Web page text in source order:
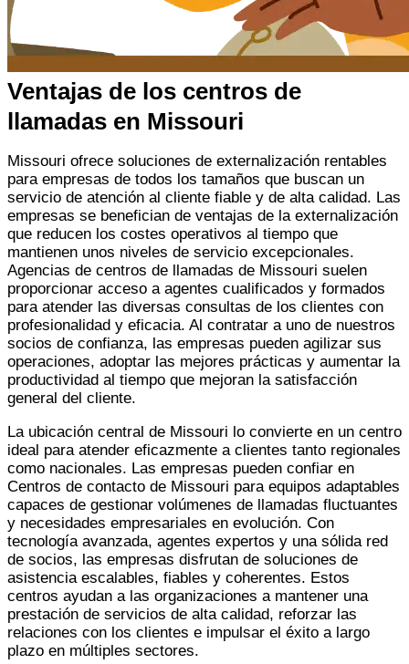
Ventajas de los centros de
llamadas en Missouri
Missouri ofrece soluciones de externalización rentables
para empresas de todos los tamaños que buscan un
servicio de atención al cliente fiable y de alta calidad. Las
empresas se benefician de ventajas de la externalización
que reducen los costes operativos al tiempo que
mantienen unos niveles de servicio excepcionales.
Agencias de centros de llamadas de Missouri suelen
proporcionar acceso a agentes cualificados y formados
para atender las diversas consultas de los clientes con
profesionalidad y eficacia. Al contratar a uno de nuestros
socios de confianza, las empresas pueden agilizar sus
operaciones, adoptar las mejores prácticas y aumentar la
productividad al tiempo que mejoran la satisfacción
general del cliente.
La ubicación central de Missouri lo convierte en un centro
ideal para atender eficazmente a clientes tanto regionales
como nacionales. Las empresas pueden confiar en
Centros de contacto de Missouri para equipos adaptables
capaces de gestionar volúmenes de llamadas fluctuantes
y necesidades empresariales en evolución. Con
tecnología avanzada, agentes expertos y una sólida red
de socios, las empresas disfrutan de soluciones de
asistencia escalables, fiables y coherentes. Estos
centros ayudan a las organizaciones a mantener una
prestación de servicios de alta calidad, reforzar las
relaciones con los clientes e impulsar el éxito a largo
plazo en múltiples sectores.